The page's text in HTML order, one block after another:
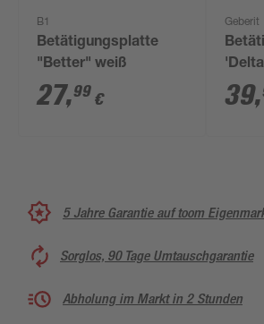
B1
Betätigungsplatte
"Better" weiß
27,99 €
Geberit
39,
5 Jahre Garantie auf toom
Sorglos, 90 Tage Umtauschgarantie
Abholung im Markt in 2 Stunden